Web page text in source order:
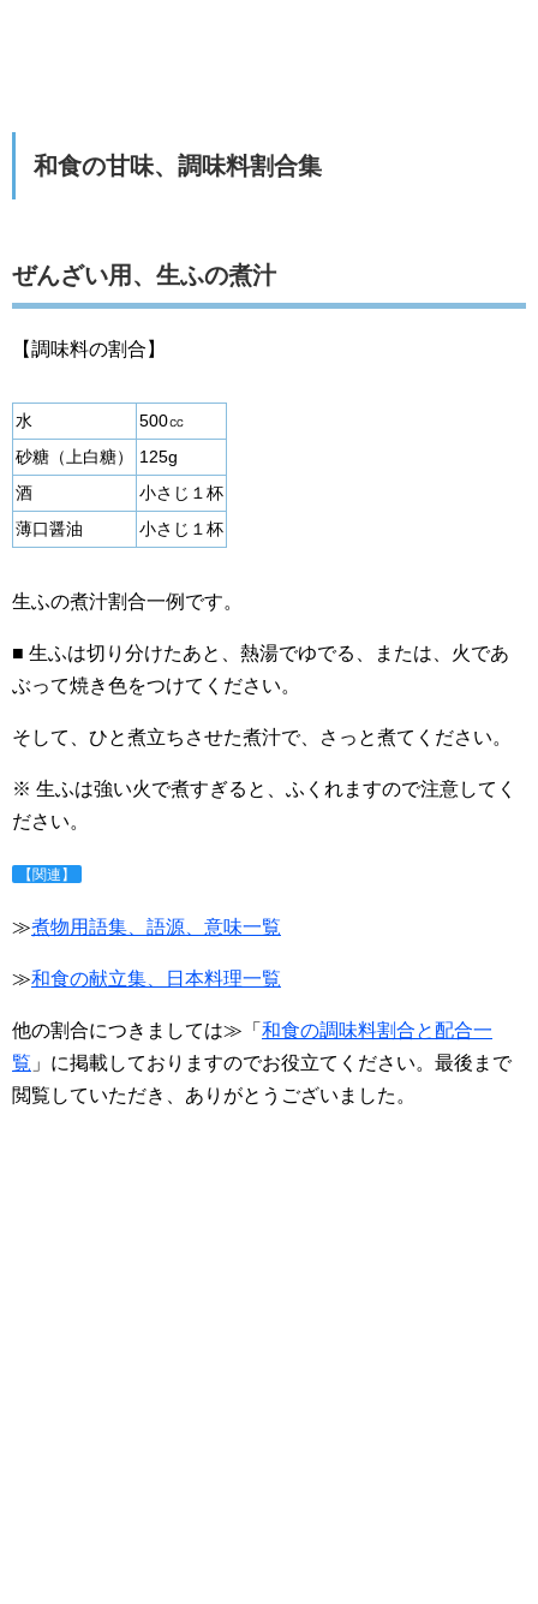
和食の甘味、調味料割合集
ぜんざい用、生ふの煮汁
【調味料の割合】
水
500㏄
砂糖（上白糖）
125g
酒
小さじ１杯
薄口醤油
小さじ１杯
生ふの煮汁割合一例です。
■ 生ふは切り分けたあと、熱湯でゆでる、または、火であ
ぶって焼き色をつけてください。
そして、ひと煮立ちさせた煮汁で、さっと煮てください。
※ 生ふは強い火で煮すぎると、ふくれますので注意してく
ださい。
【関連】
≫煮物用語集、語源、意味一覧
≫和食の献立集、日本料理一覧
他の割合につきましては≫「 和食の調味料割合と配合一
覧 」に掲載しておりますのでお役立てください。最後まで
閲覧していただき、ありがとうございました。